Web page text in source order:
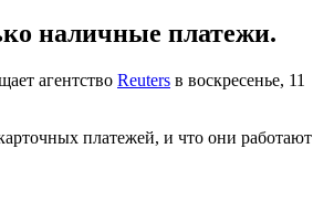
наличные платежи.
агентство Reuters в воскресенье, 11
платежей, и что они работают